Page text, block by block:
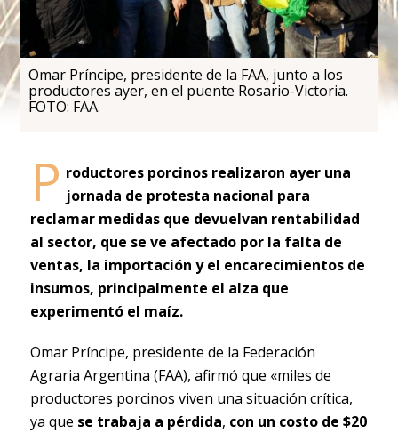
Omar Príncipe, presidente de la FAA, junto a los
productores ayer, en el puente Rosario-Victoria.
FOTO: FAA.
P roductores porcinos realizaron ayer una
jornada de protesta nacional para
reclamar medidas que devuelvan rentabilidad
al sector, que se ve afectado por la falta de
ventas, la importación y el encarecimientos de
insumos, principalmente el alza que
experimentó el maíz.
Omar Príncipe, presidente de la Federación
Agraria Argentina (FAA), afirmó que «miles de
productores porcinos viven una situación crítica,
ya que se trabaja a pérdida, con un costo de $20